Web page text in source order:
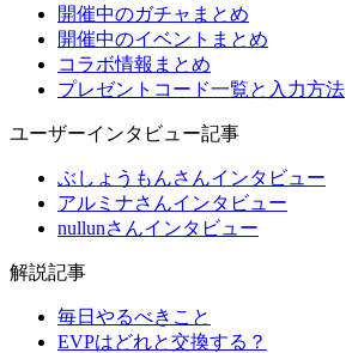
開催中のガチャまとめ
開催中のイベントまとめ
コラボ情報まとめ
プレゼントコード一覧と入力方法
ユーザーインタビュー記事
ぶしょうもんさんインタビュー
アルミナさんインタビュー
nullunさんインタビュー
解説記事
毎日やるべきこと
EVPはどれと交換する？